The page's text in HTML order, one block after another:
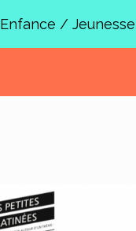
Enfance / Jeunesse